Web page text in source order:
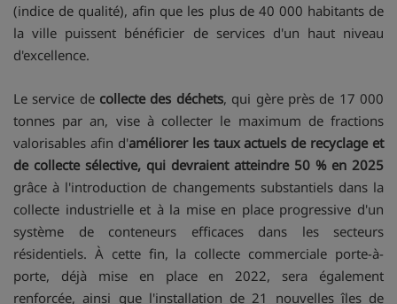
(indice de qualité), afin que les plus de 40 000 habitants de
la ville puissent bénéficier de services d'un haut niveau
d'excellence.
Le service decollecte des déchets, qui gère près de 17 000
tonnes par an, vise à collecter le maximum de fractions
valorisables afin d'améliorer les taux actuels de recyclage et
de collecte sélective, qui devraient atteindre 50 % en 2025
grâce à l'introduction de changements substantiels dans la
collecte industrielle et à la mise en place progressive d'un
système de conteneurs efficaces dans les secteurs
résidentiels. À cette fin, la collecte commerciale porte-à-
porte, déjà mise en place en 2022, sera également
renforcée, ainsi que l'installation de 21 nouvelles îles de